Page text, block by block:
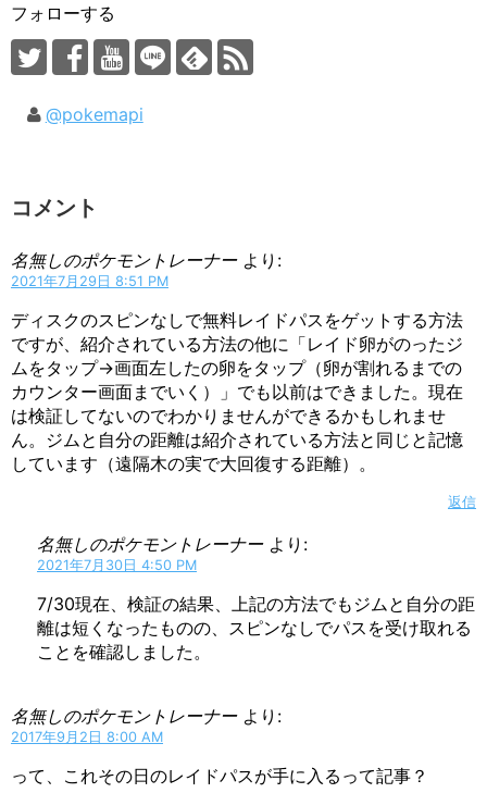
フォローする
@pokemapi
コメント
名無しのポケモントレーナー より:
2021年7月29日 8:51 PM
ディスクのスピンなしで無料レイドパスをゲットする方法
ですが、紹介されている方法の他に「レイド卵がのったジ
ムをタップ→画面左したの卵をタップ（卵が割れるまでの
カウンター画面までいく）」でも以前はできました。現在
は検証してないのでわかりませんができるかもしれませ
ん。ジムと自分の距離は紹介されている方法と同じと記憶
しています（遠隔木の実で大回復する距離）。
返信
名無しのポケモントレーナー より:
2021年7月30日 4:50 PM
7/30現在、検証の結果、上記の方法でもジムと自分の距
離は短くなったものの、スピンなしでパスを受け取れる
ことを確認しました。
名無しのポケモントレーナー より:
2017年9月2日 8:00 AM
って、これその日のレイドパスが手に入るって記事？